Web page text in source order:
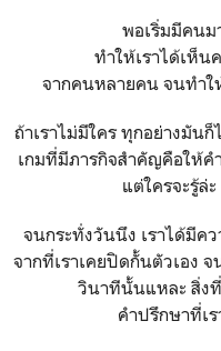
พอเริ่มมีคนม
ทำให้เราได้เห็น
จากคนหลายคน จนทำให้
ถ้าเราไม่มีใคร ทุกอย่างมัน
เกมที่มีภารกิจสำคัญคือให้
แต่ใครจะรู้
จนกระทั่งวันนึง เราได้มี
จากที่เราเคยปิดกั้นตัวเอง
วินาทีนั้นแหละ สิ่งที่
คำปรึกษาที่เ